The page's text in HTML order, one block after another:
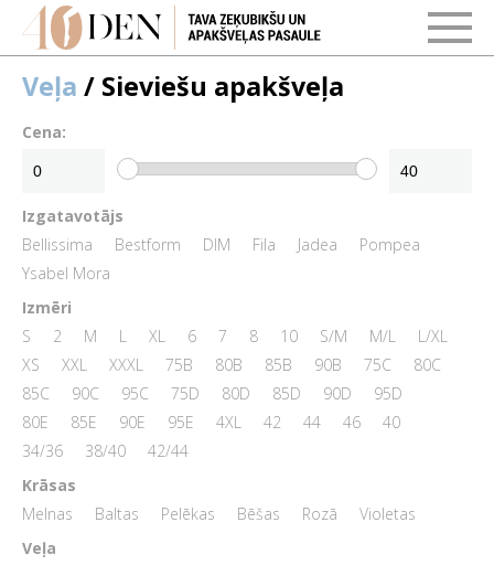
Veļa / Sieviešu apakšveļa
Cena:
Izgatavotājs
Bellissima
Bestform DIM Fila Jadea
Pompea
Ysabel Mora
Izmēri
S
2 M L XL 6 7 8 10 S/M M/L
L/XL
XS
XXL XXXL 75B 80B 85B 90B 75C
80C
85C
90C 95C 75D 80D 85D 90D
95D
80E
85E 90E 95E 4XL 42 44 46
40
34/36
38/40
42/44
Krāsas
Melnas
Baltas Pelēkas Bēšas Rozā
Violetas
Veļa